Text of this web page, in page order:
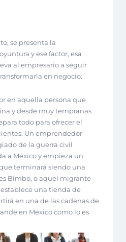
se presenta la
y ese factor, esa
al empresario a seguir
en negocio.
en aquella persona que
y desde muy tempranas
todo para ofrecer el
Un emprendedor
de la guerra civil
a México y empieza un
terminará siendo una
Bimbo, o aquel migrante
una tienda de
en una de las cadenas de
en México como lo es